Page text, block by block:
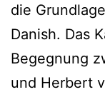
die
Danish. Das
Begegnung
und Herbert